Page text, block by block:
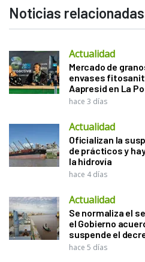
Noticias relacionadas
Actualidad
Mercado de
envases
Aapresid en La
hace 3 días
Actualidad
Oficializan la
de prácticos y
la hidrovía
hace 4 días
Actualidad
Se normaliza el
el Gobierno
suspende el
hace 5 días